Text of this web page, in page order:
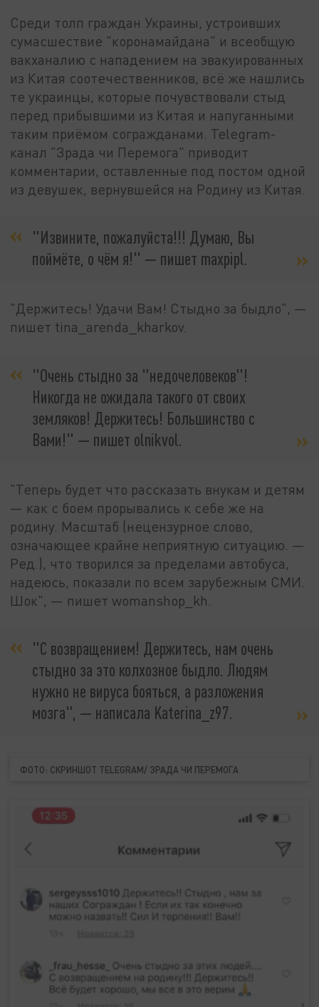
Среди толп граждан Украины, устроивших
сумасшествие "коронамайдана" и всеобщую
вакханалию с нападением на эвакуированных
из Китая соотечественников, всё же нашлись
те украинцы, которые почувствовали стыд
перед прибывшими из Китая и напуганными
таким приёмом согражданами. Telegram-
канал "Зрада чи Перемога" приводит
комментарии, оставленные под постом одной
из девушек, вернувшейся на Родину из Китая.
"Извините, пожалуйста!!! Думаю, Вы
поймёте, о чём я!" — пишет maxpipl.
"Держитесь! Удачи Вам! Стыдно за быдло", —
пишет tina_arenda_kharkov.
"Очень стыдно за "недочеловеков"!
Никогда не ожидала такого от своих
земляков! Держитесь! Большинство с
Вами!" — пишет olnikvol.
"Теперь будет что рассказать внукам и детям
— как с боем прорывались к себе же на
родину. Масштаб (нецензурное слово,
означающее крайне неприятную ситуацию. —
Ред.), что творился за пределами автобуса,
надеюсь, показали по всем зарубежным СМИ.
Шок", — пишет womanshop_kh.
"С возвращением! Держитесь, нам очень
стыдно за это колхозное быдло. Людям
нужно не вируса бояться, а разложения
мозга", — написала Katerina_z97.
ФОТО: СКРИНШОТ TELEGRAM/ ЗРАДА ЧИ ПЕРЕМОГА